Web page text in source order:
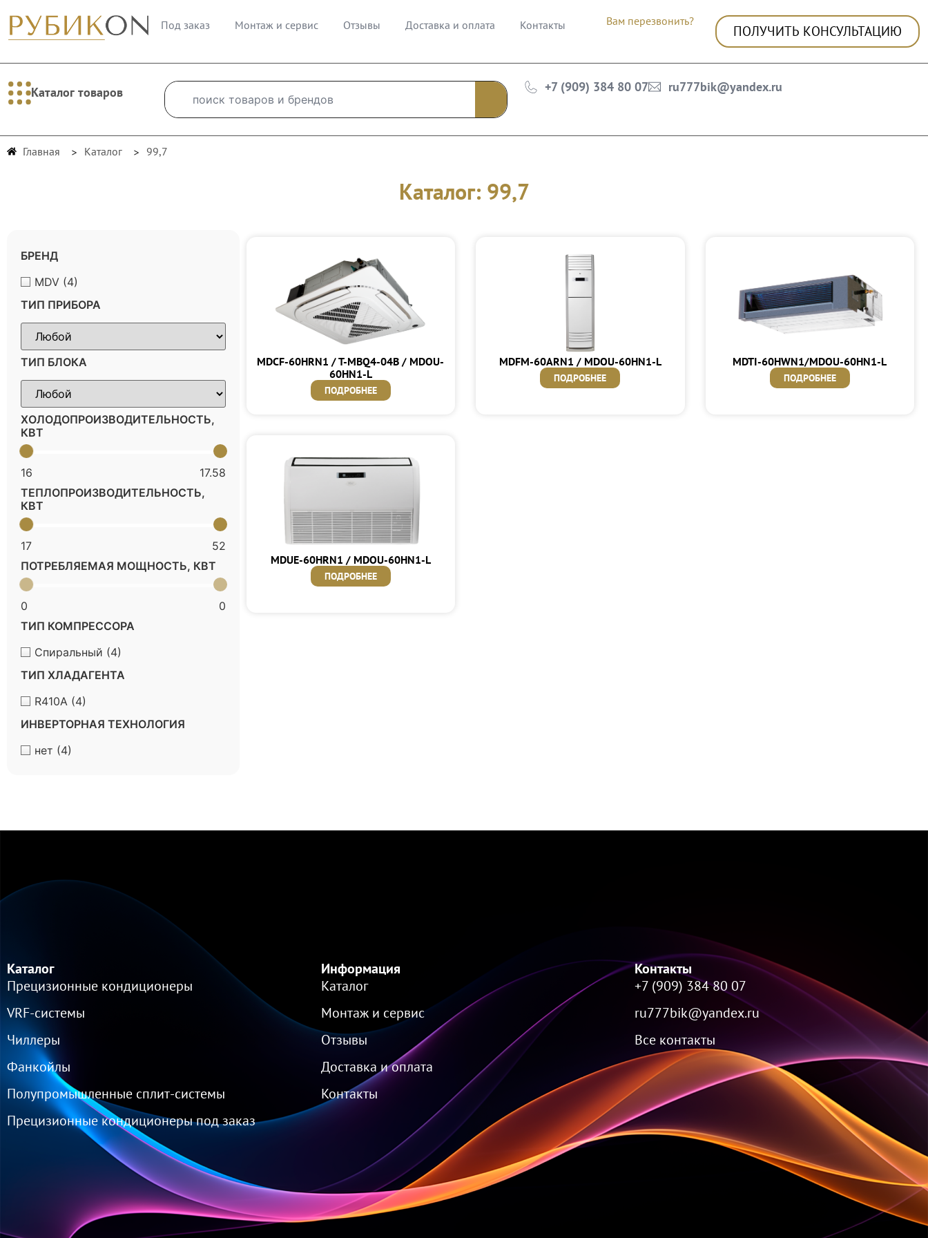
Под заказ Монтаж и сервис Отзывы Доставка и оплата Контакты Вам перезвонить?
ПОЛУЧИТЬ КОНСУЛЬТАЦИЮ
Каталог товаров +7 (909) 384 80 07 ru777bik@yandex.ru
Главная Каталог 99,7
Каталог: 99,7
БРЕНД
MDV (4)
ТИП ПРИБОРА
ТИП БЛОКА
ХОЛОДОПРОИЗВОДИТЕЛЬНОСТЬ,
КВТ
16
17.58
ТЕПЛОПРОИЗВОДИТЕЛЬНОСТЬ,
КВТ
17
52
ПОТРЕБЛЯЕМАЯ МОЩНОСТЬ, КВТ
0
0
ТИП КОМПРЕССОРА
Спиральный (4)
ТИП ХЛАДАГЕНТА
R410A (4)
ИНВЕРТОРНАЯ ТЕХНОЛОГИЯ
нет (4)
MDCF-60HRN1 / T-MBQ4-04B / MDOU-
60HN1-L
ПОДРОБНЕЕ
MDFM-60ARN1 / MDOU-60HN1-L
ПОДРОБНЕЕ
MDTI-60HWN1/MDOU-60HN1-L
ПОДРОБНЕЕ
MDUE-60HRN1 / MDOU-60HN1-L
ПОДРОБНЕЕ
Каталог
Прецизионные кондиционеры
VRF-cистемы
Чиллеры
Фанкойлы
Полупромышленные сплит-системы
Прецизионные кондиционеры под заказ
Информация
Каталог
Монтаж и сервис
Отзывы
Доставка и оплата
Контакты
Контакты
+7 (909) 384 80 07
ru777bik@yandex.ru
Все контакты